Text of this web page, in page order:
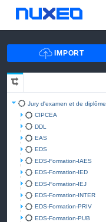
Jury d'examen et de diplôme
CIPCEA
DDL
EAS
EDS
EDS-Formation-IAES
EDS-Formation-IED
EDS-Formation-IEJ
EDS-Formation-INTER
EDS-Formation-PRIV
EDS-Formation-PUB